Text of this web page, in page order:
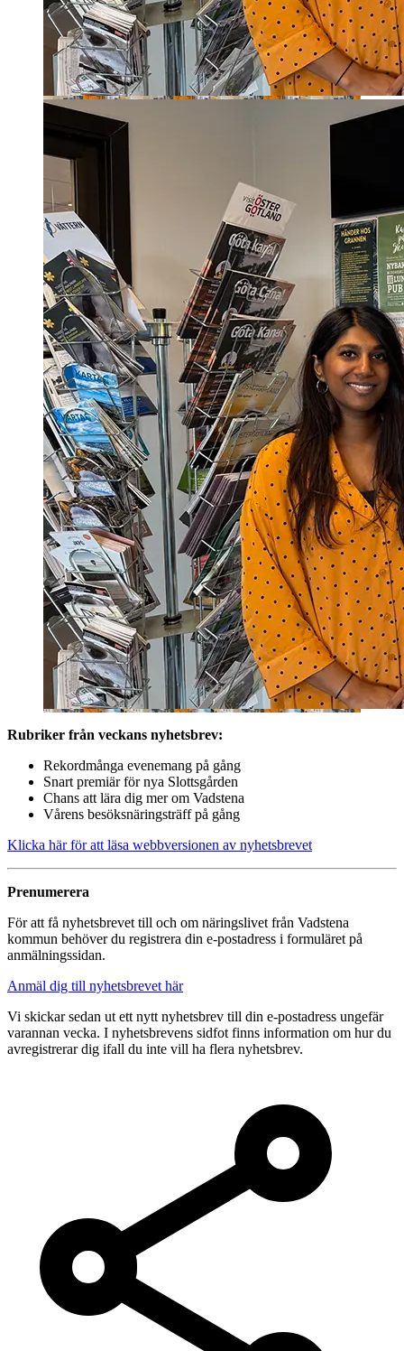
Rubriker från veckans nyhetsbrev:
Rekordmånga evenemang på gång
Snart premiär för nya Slottsgården
Chans att lära dig mer om Vadstena
Vårens besöksnäringsträff på gång
Klicka här för att läsa webbversionen av nyhetsbrevet
Prenumerera
För att få nyhetsbrevet till och om näringslivet från Vadstena
kommun behöver du registrera din e-postadress i formuläret på
anmälningssidan.
Anmäl dig till nyhetsbrevet här
Vi skickar sedan ut ett nytt nyhetsbrev till din e-postadress ungefär
varannan vecka. I nyhetsbrevens sidfot finns information om hur du
avregistrerar dig ifall du inte vill ha flera nyhetsbrev.